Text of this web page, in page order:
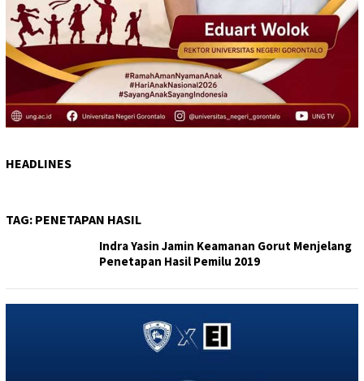
HEADLINES
TAG: PENETAPAN HASIL
Indra Yasin Jamin Keamanan Gorut Menjelang
Penetapan Hasil Pemilu 2019